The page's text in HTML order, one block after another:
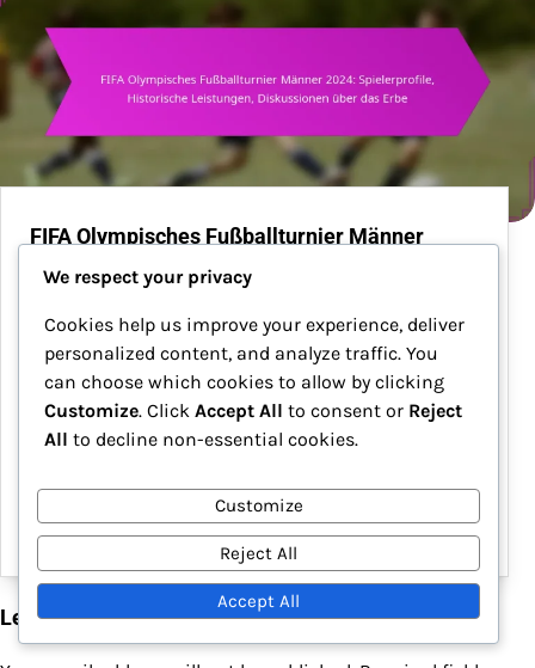
FIFA Olympisches Fußballturnier Männer
Diskussionen über das Erbe
Das FIFA Olympische Fußballturnier der Männer
2024 verspricht, aufstrebende junge Talente aus
der ganzen Welt zu präsentieren, wobei Spieler
typischerweise unter 23 Jahren alt sind. Dieses
prestigeträchtige Ereignis zeigt nicht nur
30/01/2026
Leave a Reply
We respect your privacy
Cookies help us improve your experience, deliver
personalized content, and analyze traffic. You
can choose which cookies to allow by clicking
Customize. Click Accept All to consent or Reject
All to decline non-essential cookies.
Customize
Reject All
Accept All